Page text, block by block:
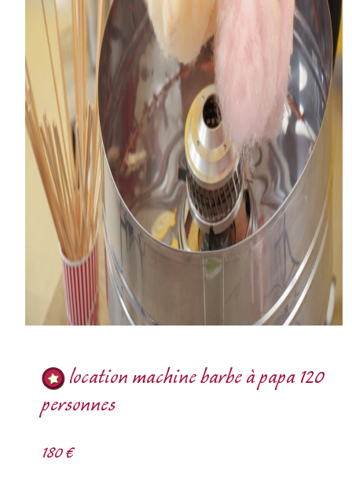
location machine barbe à papa 120
personnes
180 €